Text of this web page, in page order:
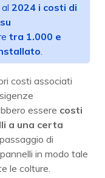
2024 i costi di
tra 1.000 e
costi associati
essere costi
a una certa
di
in modo tale
le colture.